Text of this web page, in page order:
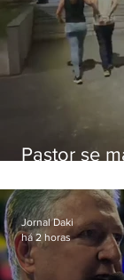
Pastor se
Jornal Daki
há 2 horas